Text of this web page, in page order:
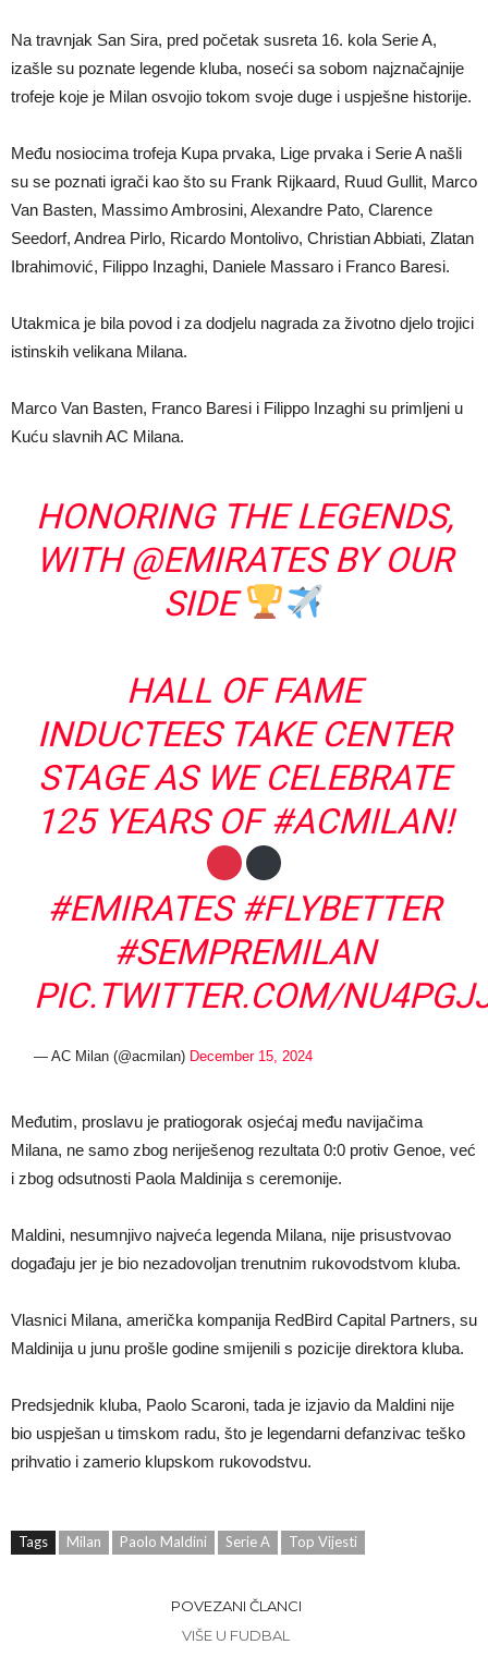
Na travnjak San Sira, pred početak susreta 16. kola Serie A,
izašle su poznate legende kluba, noseći sa sobom najznačajnije
trofeje koje je Milan osvojio tokom svoje duge i uspješne historije.
Među nosiocima trofeja Kupa prvaka, Lige prvaka i Serie A našli
su se poznati igrači kao što su Frank Rijkaard, Ruud Gullit, Marco
Van Basten, Massimo Ambrosini, Alexandre Pato, Clarence
Seedorf, Andrea Pirlo, Ricardo Montolivo, Christian Abbiati, Zlatan
Ibrahimović, Filippo Inzaghi, Daniele Massaro i Franco Baresi.
Utakmica je bila povod i za dodjelu nagrada za životno djelo trojici
istinskih velikana Milana.
Marco Van Basten, Franco Baresi i Filippo Inzaghi su primljeni u
Kuću slavnih AC Milana.
HONORING THE LEGENDS,
WITH@EMIRATESBY OUR
SIDE
HALL OF FAME
INDUCTEES TAKE CENTER
STAGE AS WE CELEBRATE
125 YEARS OF#ACMILAN!
#EMIRATES #FLYBETTER
#SEMPREMILAN
PIC.TWITTER.COM/
— AC Milan (@acmilan) December 15, 2024
Međutim, proslavu je pratiogorak osjećaj među navijačima
Milana, ne samo zbog neriješenog rezultata 0:0 protiv Genoe, već
i zbog odsutnosti Paola Maldinija s ceremonije.
Maldini, nesumnjivo najveća legenda Milana, nije prisustvovao
događaju jer je bio nezadovoljan trenutnim rukovodstvom kluba.
Vlasnici Milana, američka kompanija RedBird Capital Partners, su
Maldinija u junu prošle godine smijenili s pozicije direktora kluba.
Predsjednik kluba, Paolo Scaroni, tada je izjavio da Maldini nije
bio uspješan u timskom radu, što je legendarni defanzivac teško
prihvatio i zamerio klupskom rukovodstvu.
Tags Milan Paolo Maldini Serie A Top Vijesti
POVEZANI ČLANCI
VIŠE U FUDBAL